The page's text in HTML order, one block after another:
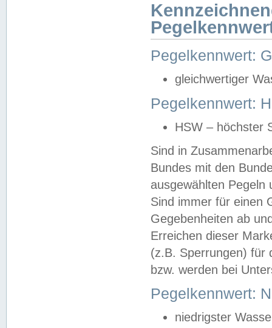
Pegelkennwert:
gleichwertiger
Pegelkennwert:
HSW – höchster
Sind in
Bundes mit den
ausgewählten
Sind immer für einen
Gegebenheiten ab
Erreichen dieser
(z.B. Sperrungen) für
bzw. werden bei
Pegelkennwert:
niedrigster